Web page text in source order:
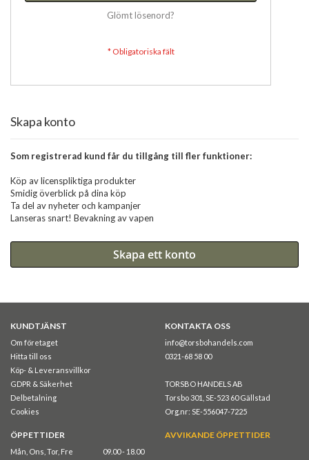
Glömt lösenord?
Skapa konto
Som registrerad kund får du tillgång till fler funktioner:
Köp av licenspliktiga produkter
Smidig överblick på dina köp
Ta del av nyheter och kampanjer
Lanseras snart! Bevakning av vapen
Skapa ett konto
KUNDTJÄNST
Om företaget
Hitta till oss
Köp- & Leveransvillkor
GDPR & Säkerhet
Delbetalning
Cookies
KONTAKTA OSS
info@torsbohandels.com
0321-68 58 00
TORSBO HANDELS AB
Torsbo 301, SE-523 60 Gällstad
Org.nr: SE-556047-7225
ÖPPETTIDER
Mån, Ons, Tor, Fre 09.00 - 18.00
AVVIKANDE ÖPPETTIDER